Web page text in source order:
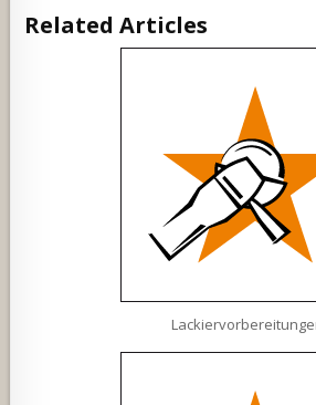
Related Articles